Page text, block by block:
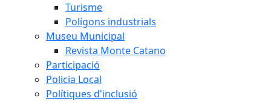
Turisme
Polígons industrials
Museu Municipal
Revista Monte Catano
Participació
Policia Local
Polítiques d'inclusió